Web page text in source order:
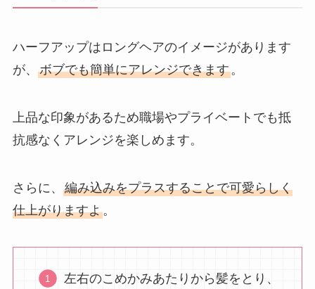
ハーフアップはロングヘアのイメージがあります
が、 ボブでも簡単にアレンジできます。
上品な印象があるため職場やプライベートでも抵
抗感なくアレンジを楽しめます。
さらに、 編み込みをプラスすることで可愛らしく
仕上がりますよ。
左右のこめかみあたりから髪をとり、